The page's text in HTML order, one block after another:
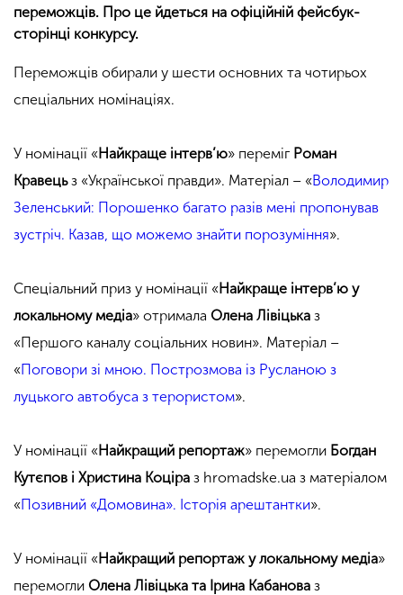
переможців. Про це йдеться на офіційній фейсбук-
сторінці конкурсу.
Переможців обирали у шести основних та чотирьох
спеціальних номінаціях.
У номінації «Найкраще інтерв’ю» переміг Роман
Кравецьз «Української правди». Матеріал – «Володимир
Зеленський: Порошенко багато разів мені пропонував
зустріч. Казав, що можемо знайти порозуміння».
Спеціальний приз у номінації «Найкраще інтерв’ю у
локальному медіа» отримала Олена Лівіцька з
«Першого каналу соціальних новин». Матеріал –
«Поговори зі мною. Построзмова із Русланою з
луцького автобуса з терористом».
У номінації «Найкращий репортаж» перемогли Богдан
Кутєпов і Христина Коціра з hromadske.ua з матеріалом
«Позивний «Домовина». Історія арештантки».
У номінації «Найкращий репортаж у локальному медіа»
перемогли Олена Лівіцька та Ірина Кабанова з